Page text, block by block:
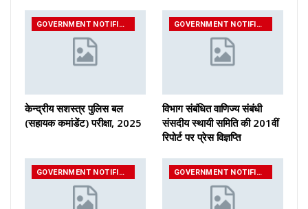
GOVERNMENT NOTIFICATIONS
केन्द्रीय सशस्‍त्र पुलिस बल
(सहायक कमांडेंट) परीक्षा, 2025
GOVERNMENT NOTIFICATIONS
विभाग संबंधित वाणिज्य संबंधी
संसदीय स्थायी समिति की 201वीं
रिपोर्ट पर प्रेस विज्ञप्ति
GOVERNMENT NOTIFICATIONS GOVERNMENT NOTIFICATIONS